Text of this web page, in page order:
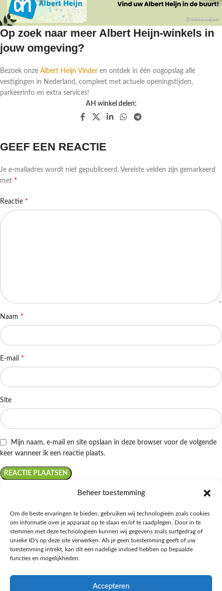
Beheer toestemming
Om de beste ervaringen te bieden, gebruiken wij technologieën zoals cookies
om informatie over je apparaat op te slaan en/of te raadplegen. Door in te
stemmen met deze technologieën kunnen wij gegevens zoals surfgedrag of
unieke ID's op deze site verwerken. Als je geen toestemming geeft of uw
toestemming intrekt, kan dit een nadelige invloed hebben op bepaalde
functies en mogelijkheden.
Accepteren
Op zoek naar meer Albert Heijn-winkels in
jouw omgeving?
Bezoek onze Albert Heijn Vinder en ontdek in één oogopslag alle
vestigingen in Nederland, compleet met actuele openingstijden,
parkeerinfo en extra services!
AH winkel delen:
GEEF EEN REACTIE
Je e-mailadres wordt niet gepubliceerd. Vereiste velden zijn gemarkeerd
met *
Reactie *
Naam *
E-mail *
Site
Mijn naam, e-mail en site opslaan in deze browser voor de volgende
keer wanneer ik een reactie plaats.
Ontdek de beste keto-vriendelijke keuzes van Albert Heijn, verrijk je
kennis met onze diepgaande blogs over het keto-dieet, en deel jouw
favoriete keto recepten in onze bruisende online gemeenschap!